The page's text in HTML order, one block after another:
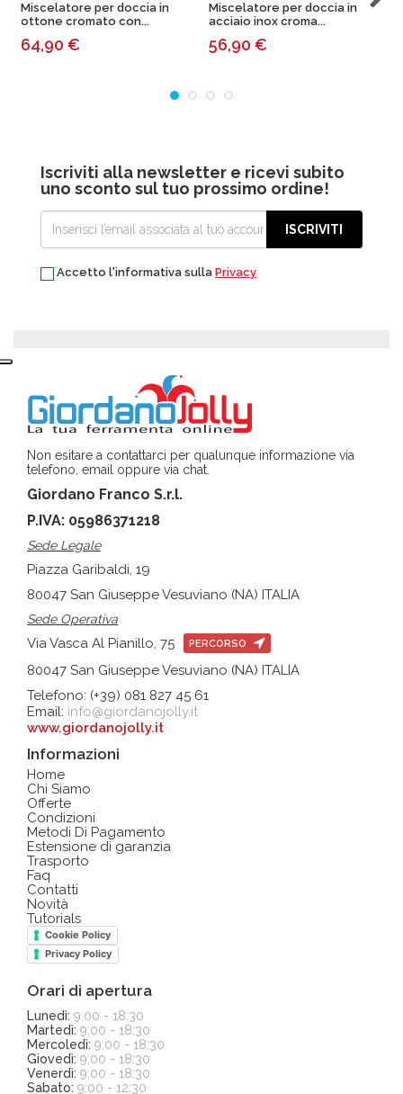
Miscelatore per doccia in
ottone cromato con...
64,90 €
Miscelatore per doccia in
acciaio inox croma...
56,90 €
Iscriviti alla newsletter e ricevi subito
uno sconto sul tuo prossimo ordine!
ISCRIVITI
Accetto l'informativa sulla Privacy
Non esitare a contattarci per qualunque informazione via
telefono, email oppure via chat.
Giordano Franco S.r.l.
P.IVA: 05986371218
Sede Legale
Piazza Garibaldi, 19
80047 San Giuseppe Vesuviano (NA) ITALIA
Sede Operativa
Via Vasca Al Pianillo, 75 PERCORSO
80047 San Giuseppe Vesuviano (NA) ITALIA
Telefono: (+39) 081 827 45 61
Email: info@giordanojolly.it
www.giordanojolly.it
Informazioni
Home
Chi Siamo
Offerte
Condizioni
Metodi Di Pagamento
Estensione di garanzia
Trasporto
Faq
Contatti
Novità
Tutorials
Cookie Policy
Privacy Policy
Orari di apertura
Lunedì: 9:00 - 18:30
Martedì: 9:00 - 18:30
Mercoledì: 9:00 - 18:30
Giovedì: 9:00 - 18:30
Venerdì: 9:00 - 18:30
Sabato: 9:00 - 12:30